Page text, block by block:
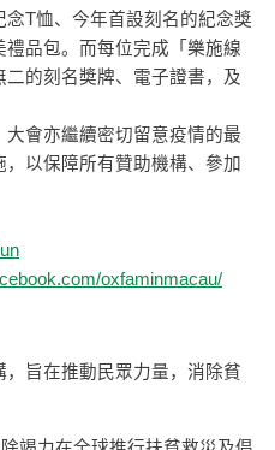
T恤、今年首設刻名的紀念獎
品包。而每位完成「樂施線
二的刻名奬牌、電子證書，及
會亦繼續密切留意疫情的最
以保障所有贊助機構、參加
oxfaminmacau/
旨在推動民眾力量，消除貧